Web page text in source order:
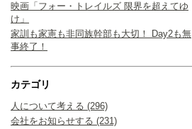
映画「フォー・トレイルズ 限界を超えてゆ
け」
家訓も家憲も非同族幹部も大切！ Day2も無
事終了！
カテゴリ
人について考える (296)
会社をお知らせする (231)